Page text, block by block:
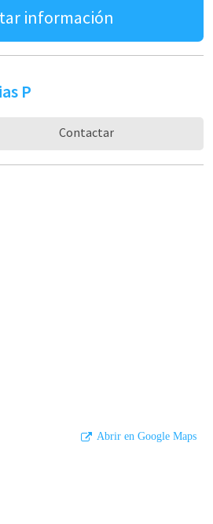
información
P
Contactar
Abrir en Google Maps